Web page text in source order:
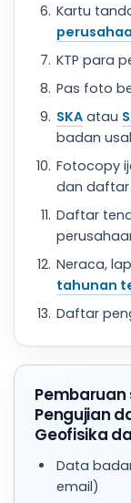
Kartu
KTP para
Pas foto
SKA atau
badan
Fotocopy
dan daftar
Daftar
Neraca,
tahunan
Daftar
Pembaruan
Pengujian
Geofisika
Data
email)